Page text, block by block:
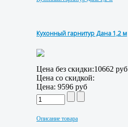
Кухонный гарнитур Дана 1,2 м
Цена без скидки:10662 руб
Цена со скидкой:
Цена: 9596 руб
Описание товара